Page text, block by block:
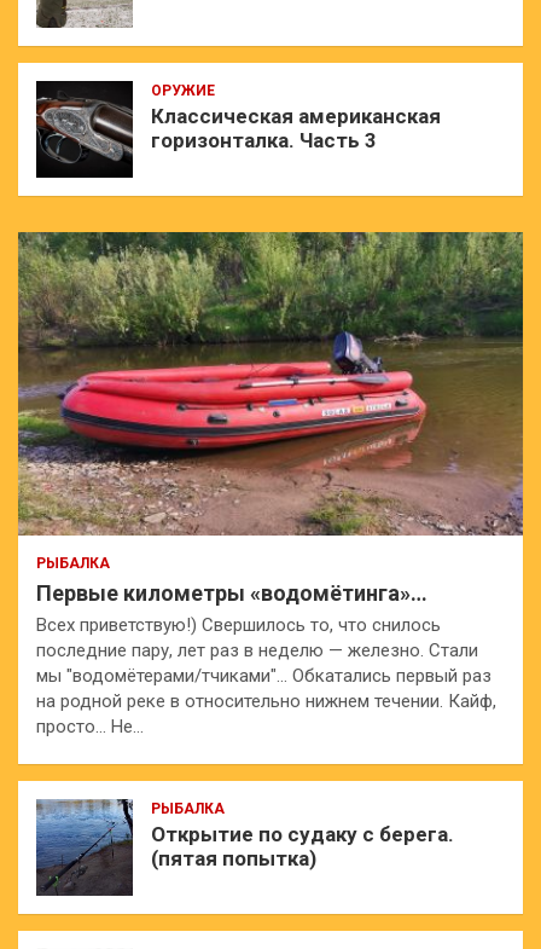
ОРУЖИЕ
Классическая американская
горизонталка. Часть 3
РЫБАЛКА
Первые километры «водомётинга»…
Всех приветствую!) Свершилось то, что снилось
последние пару, лет раз в неделю — железно. Стали
мы "водомётерами/тчиками"… Обкатались первый раз
на родной реке в относительно нижнем течении. Кайф,
просто… Не…
РЫБАЛКА
Открытие по судаку с берега.
(пятая попытка)